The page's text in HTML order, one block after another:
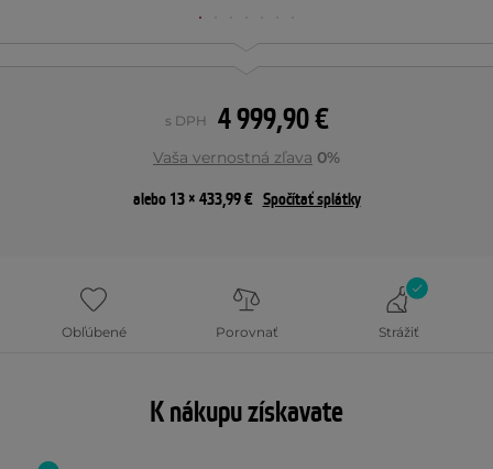
4 999,90 €
s DPH
Vaša vernostná zľava 0%
alebo 13 × 433,99 € Spočítať splátky
Obľúbené Porovnať Strážiť
K nákupu získavate